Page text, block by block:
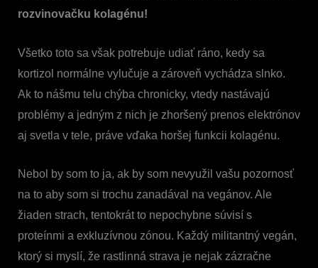
rozvinovačku kolagénu!
Všetko toto sa však potrebuje udiať ráno, kedy sa
kortizol normálne vylučuje a zároveň vychádza slnko.
Ak to nášmu telu chýba chronicky, vtedy nastávajú
problémy a jedným z nich je zhoršený prenos elektrónov
aj svetla v tele, práve vďaka horšej funkcii kolagénu.
Nebol by som to ja, ak by som nevyužil vašu pozornosť
na to aby som si trochu zanadával na vegánov. Ale
žiaden strach, tentokrát to nepochybne súvisí s
proteínmi a exkluzívnou zónou. Každý militantný vegán,
ktorý si myslí, že rastlinná strava je nejak zázračne